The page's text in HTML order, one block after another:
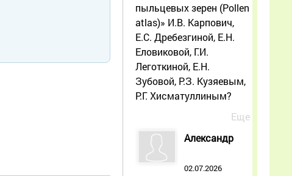
пыльцевых зерен (Pollen
atlas)» И.В. Карпович,
Е.С. Дребезгиной, Е.Н.
Еловиковой, Г.И.
Леготкиной, Е.Н.
Зубовой, Р.З. Кузяевым,
Р.Г. Хисматуллиным?
Еще
Александр
02.07.2026